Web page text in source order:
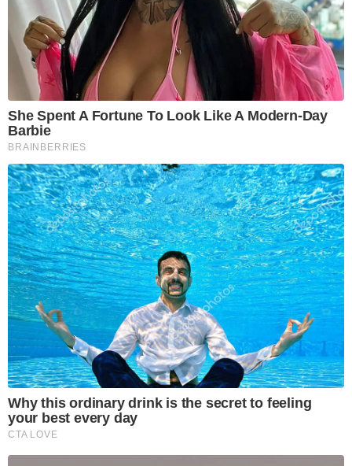
She Spent A Fortune To Look Like A Modern-Day
Barbie
BRAINBERRIES
Why this ordinary drink is the secret to feeling
your best every day
CTA LOVE